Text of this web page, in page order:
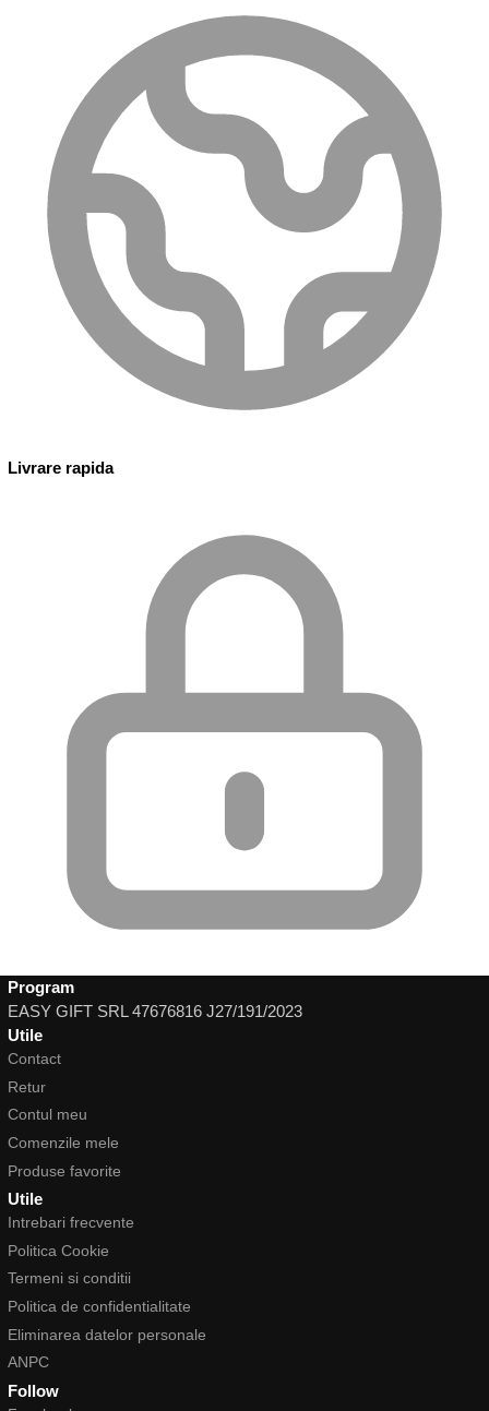
Livrare rapida
Program
EASY GIFT SRL 47676816 J27/191/2023
Utile
Contact
Retur
Contul meu
Comenzile mele
Produse favorite
Utile
Intrebari frecvente
Politica Cookie
Termeni si conditii
Politica de confidentialitate
Eliminarea datelor personale
ANPC
Follow